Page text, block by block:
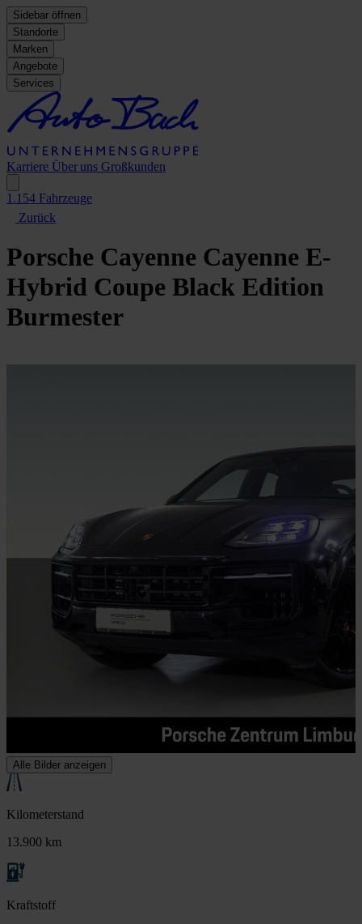
Sidebar öffnen
Standorte
Marken
Angebote
Services
Karriere Über uns Großkunden
1.154 Fahrzeuge
Zurück
Porsche Cayenne Cayenne E-
Hybrid Coupe Black Edition
Burmester
Alle Bilder anzeigen
Kilometerstand
13.900 km
Kraftstoff